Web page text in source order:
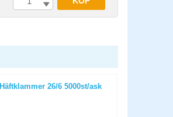
Häftklammer 26/6 5000st/ask